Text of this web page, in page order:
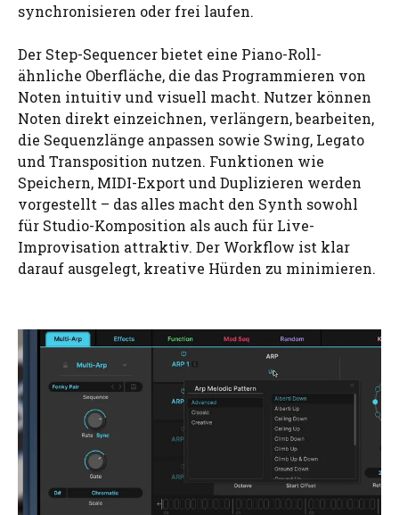
synchronisieren oder frei laufen.
Der Step-Sequencer bietet eine Piano-Roll-
ähnliche Oberfläche, die das Programmieren von
Noten intuitiv und visuell macht. Nutzer können
Noten direkt einzeichnen, verlängern, bearbeiten,
die Sequenzlänge anpassen sowie Swing, Legato
und Transposition nutzen. Funktionen wie
Speichern, MIDI-Export und Duplizieren werden
vorgestellt – das alles macht den Synth sowohl
für Studio-Komposition als auch für Live-
Improvisation attraktiv. Der Workflow ist klar
darauf ausgelegt, kreative Hürden zu minimieren.